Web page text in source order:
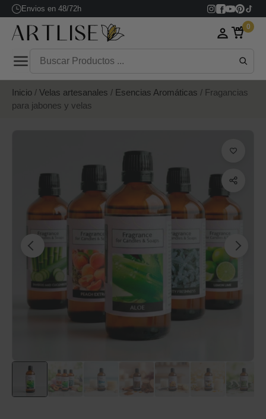
Envios en 48/72h
0
Inicio / Velas artesanales / Esencias Aromáticas / Fragancias
para jabones y velas